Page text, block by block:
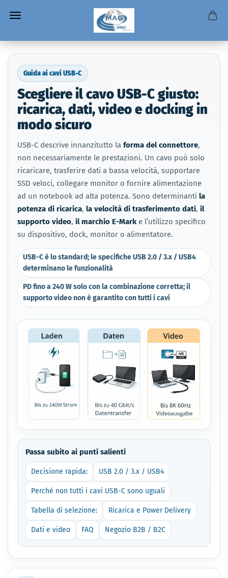
Guida ai cavi USB-C
Scegliere il cavo USB-C giusto:
ricarica, dati, video e docking in
modo sicuro
USB-C descrive innanzitutto la forma del connettore,
non necessariamente le prestazioni. Un cavo può solo
ricaricare, trasferire dati a bassa velocità, supportare
SSD veloci, collegare monitor o fornire alimentazione
ad un notebook ad alta potenza. Sono determinanti la
potenza di ricarica, la velocità di trasferimento dati, il
supporto video, il marchio E-Marke l’utilizzo specifico
su dispositivo, dock, monitor o alimentatore.
USB-C è lo standard; le specifiche USB 2.0 / 3.x / USB4
determinano le funzionalità
PD fino a 240 W solo con la combinazione corretta; il
supporto video non è garantito con tutti i cavi
Passa subito ai punti salienti
Decisione rapida: USB 2.0 / 3.x / USB4
Perché non tutti i cavi USB-C sono uguali
Tabella di selezione: Ricarica e Power Delivery
Dati e video FAQ Negozio B2B / B2C